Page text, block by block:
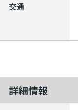
交通
詳細情報